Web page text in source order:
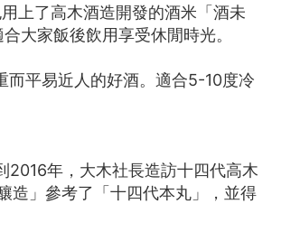
上了高木酒造開發的酒米「酒未
大家飯後飲用享受休閒時光。
而平易近人的好酒。適合5-10度冷
2016年，大木社長造訪十四代高木
造」參考了「十四代本丸」，並得